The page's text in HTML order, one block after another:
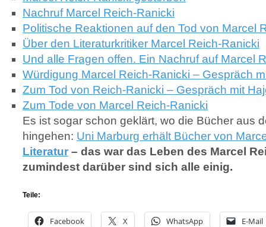
Nachruf Marcel Reich-Ranicki
Politische Reaktionen auf den Tod von Marcel
Über den Literaturkritiker Marcel Reich-Ranicki
Und alle Fragen offen. Ein Nachruf auf Marcel
Würdigung Marcel Reich-Ranicki – Gespräch
Zum Tod von Reich-Ranicki – Gespräch mit
Zum Tode von Marcel Reich-Ranicki
Es ist sogar schon geklärt, wo die Bücher aus
hingehen: Uni Marburg erhält Bücher von
Literatur – das war das Leben des Marcel
zumindest darüber sind sich alle einig.
Teile:
Facebook X WhatsApp E-Mail